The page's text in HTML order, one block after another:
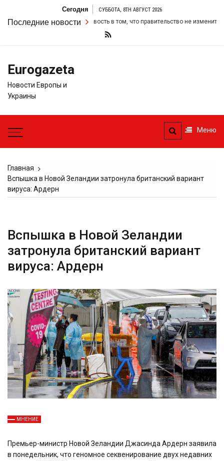
содержимому
Сегодня СУББОТА, 8TH АВГУСТ 2026
Последние новости
удвоил свою настойчивость в том, что правительство не изменит свои
Eurogazeta
Новости Европы и
Украины
Меню
Главная
Вспышка в Новой Зеландии затронула британский вариант
вируса: Ардерн
Вспышка в Новой Зеландии
затронула британский вариант
вируса: Ардерн
МНЕНИЕ
Премьер-министр Новой Зеландии Джасинда Ардерн заявила
в понедельник, что геномное секвенирование двух недавних